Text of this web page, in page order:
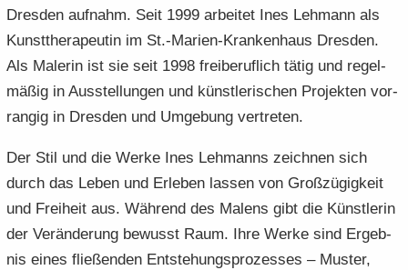
Dres­den auf­nahm. Seit 1999 ar­bei­tet Ines Leh­mann als
Kunst­the­ra­peu­tin im St.-​Marien-Krankenhaus Dres­den.
Als Ma­le­rin ist sie seit 1998 frei­be­ruf­lich tätig und re­gel­
mä­ßig in Aus­stel­lun­gen und künst­le­ri­schen Pro­jek­ten vor­
ran­gig in Dres­den und Um­ge­bung ver­tre­ten.
Der Stil und die Werke Ines Leh­manns zeich­nen sich
durch das Leben und Er­le­ben las­sen von Groß­zü­gig­keit
und Frei­heit aus. Wäh­rend des Ma­lens gibt die Künst­le­rin
der Ver­än­de­rung be­wusst Raum. Ihre Werke sind Er­geb­
nis eines flie­ßen­den Ent­ste­hungs­pro­zes­ses – Mus­ter,